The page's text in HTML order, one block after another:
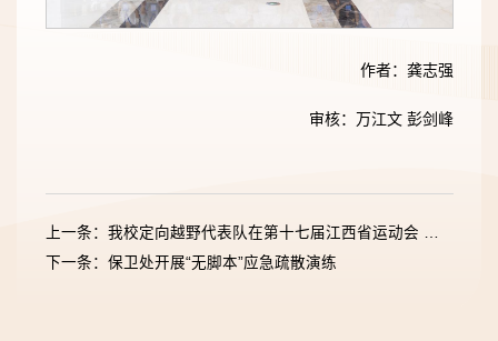
作者：龚志强
审核：万江文 彭剑峰
下一条：保卫处开展“无脚本”应急疏散演练